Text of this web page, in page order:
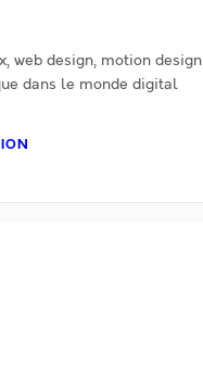
web design, motion design
dans le monde digital